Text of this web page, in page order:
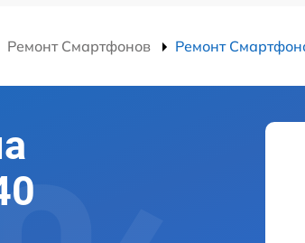
Ремонт Смартфонов Ремонт